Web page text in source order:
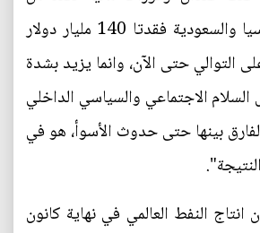
الزمن، وكل من روسيا والسعودية فقدتا 140 مليار دولار
على التوالي حتى الآن، وانما يزيد بشدة
الاجتماعي والسياسي الداخلي
بينها حتى حدوث الأسوأ، هو في
انتاج النفط العالمي في نهاية كانون